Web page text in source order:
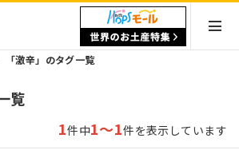
「激辛」のタグ一覧
覧
1件中1～1件を表示しています